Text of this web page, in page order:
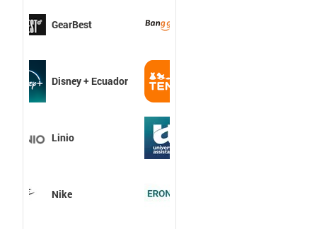
Banggood
Temu
Eronex Ecuador